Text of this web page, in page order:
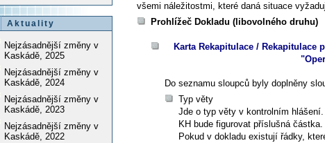
Aktuality
Nejzásadnější změny v
Kaskádě, 2025
Nejzásadnější změny v
Kaskádě, 2024
Nejzásadnější změny v
Kaskádě, 2023
Nejzásadnější změny v
Kaskádě, 2022
všemi náležitostmi, které daná situace
Prohlížeč Dokladu (libovolného druhu)
Karta Rekapitulace / Rekapitulace
Do seznamu sloupců byly doplněny
Typ věty
Jde o typ věty v kontrolním
KH bude figurovat příslušná částka.
Pokud v dokladu existují řádky,